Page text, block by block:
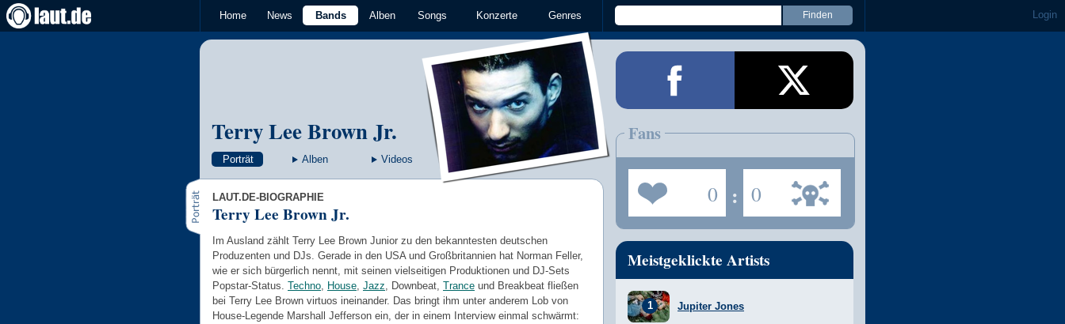
Home News Bands Alben Songs Konzerte Genres Login
Terry Lee Brown Jr.
Porträt Alben Videos
LAUT.DE-BIOGRAPHIE
Terry Lee Brown Jr.
Im Ausland zählt Terry Lee Brown Junior zu den bekanntesten deutschen
Produzenten und DJs. Gerade in den USA und Großbritannien hat Norman Feller,
wie er sich bürgerlich nennt, mit seinen vielseitigen Produktionen und DJ-Sets
Popstar-Status. Techno, House, Jazz, Downbeat, Trance und Breakbeat fließen
bei Terry Lee Brown virtuos ineinander. Das bringt ihm unter anderem Lob von
House-Legende Marshall Jefferson ein, der in einem Interview einmal schwärmt:
Fans
0 : 0
Meistgeklickte Artists
Jupiter Jones